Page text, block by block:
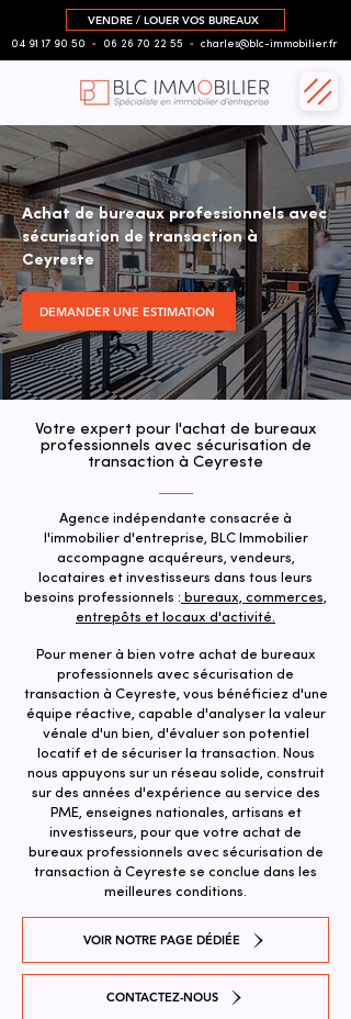
VENDRE / LOUER VOS BUREAUX
04 91 17 90 50 ▪︎ 06 26 70 22 55 ▪︎ charles@blc-immobilier.fr
Achat de bureaux professionnels avec
sécurisation de transaction à
Ceyreste
DEMANDER UNE ESTIMATION
Votre expert pour l'achat de bureaux
professionnels avec sécurisation de
transaction à Ceyreste
Agence indépendante consacrée à
l'immobilier d'entreprise, BLC Immobilier
accompagne acquéreurs, vendeurs,
locataires et investisseurs dans tous leurs
besoins professionnels : bureaux, commerces,
entrepôts et locaux d'activité.
Pour mener à bien votre achat de bureaux
professionnels avec sécurisation de
transaction à Ceyreste, vous bénéficiez d'une
équipe réactive, capable d'analyser la valeur
vénale d'un bien, d'évaluer son potentiel
locatif et de sécuriser la transaction. ​Nous
nous appuyons sur un réseau solide, construit
sur des années d'expérience au service des
PME, enseignes nationales, artisans et
investisseurs, pour que votre achat de
bureaux professionnels avec sécurisation de
transaction à Ceyreste se conclue dans les
meilleures conditions.
VOIR NOTRE PAGE DÉDIÉE
CONTACTEZ-NOUS